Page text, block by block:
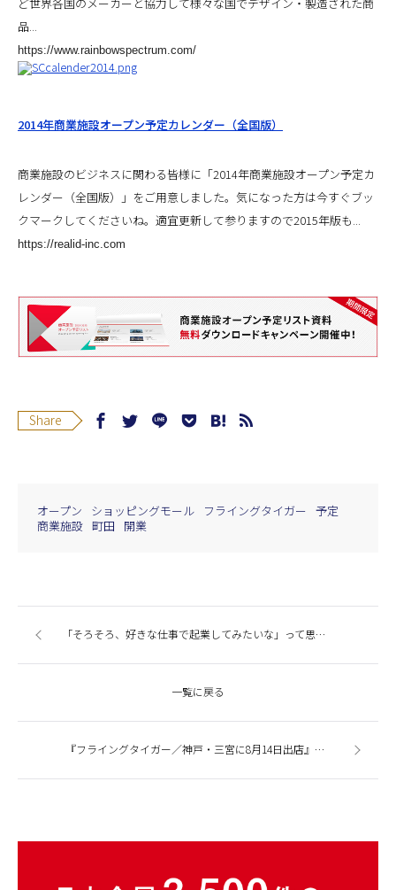
品
https://www.rainbowspectrum.com/
2014年商業施設オープン予定カレンダー（全国版）
商業施設のビジネスに関わる皆様に「2014年商業施設オープン予定カ
レンダー（全国版）」をご用意しました。気になった方は今すぐブッ
クマークしてくださいね。適宜更新して参りますので2015年版も...
https://realid-inc.com
Share
オープン ショッピングモール フライングタイガー 予定
商業施設 町田 開業
「そろそろ、好きな仕事で起業してみたいな」って思っている方へ、レジェンドすずきの起業ルーツ探訪
一覧に戻る
『フライングタイガー／神戸・三宮に8月14日出店』今週の商業施設ニューストピックスまとめ（2014.8.13発行）